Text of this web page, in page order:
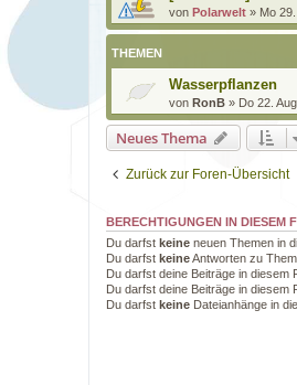
von Polarwelt » Mo
THEMEN
Wasserpflanzen
von RonB » Do 22.
Neues Thema
Zurück zur Foren-Übersicht
BERECHTIGUNGEN IN DIESEM
Du darfst keine neuen Themen in
Du darfst keineAntworten zu
Du darfst deine Beiträge in diesem
Du darfst deine Beiträge in diesem
Du darfst keine Dateianhänge in